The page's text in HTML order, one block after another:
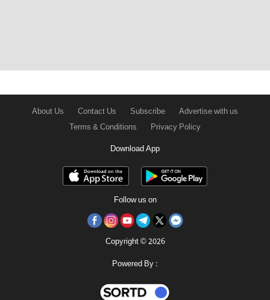
About Us Contact Us Subscribe
Advertise with us
Terms & Conditions
Privacy Policy
Download App
Follow us on
Copyright © 2026
Powered By :